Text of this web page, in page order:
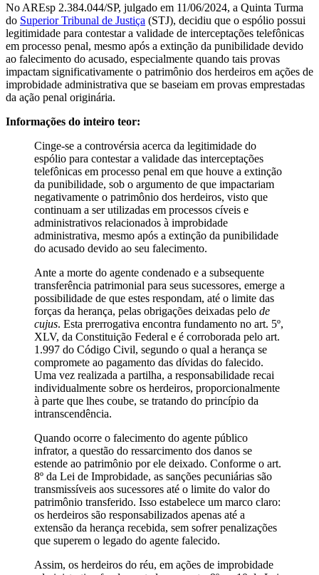
No AREsp 2.384.044/SP, julgado em 11/06/2024, a Quinta Turma
do Superior Tribunal de Justiça (STJ), decidiu que o espólio possui
legitimidade para contestar a validade de interceptações telefônicas
em processo penal, mesmo após a extinção da punibilidade devido
ao falecimento do acusado, especialmente quando tais provas
impactam significativamente o patrimônio dos herdeiros em ações de
improbidade administrativa que se baseiam em provas emprestadas
da ação penal originária.
Informações do inteiro teor:
Cinge-se a controvérsia acerca da legitimidade do
espólio para contestar a validade das interceptações
telefônicas em processo penal em que houve a extinção
da punibilidade, sob o argumento de que impactariam
negativamente o patrimônio dos herdeiros, visto que
continuam a ser utilizadas em processos cíveis e
administrativos relacionados à improbidade
administrativa, mesmo após a extinção da punibilidade
do acusado devido ao seu falecimento.
Ante a morte do agente condenado e a subsequente
transferência patrimonial para seus sucessores, emerge a
possibilidade de que estes respondam, até o limite das
forças da herança, pelas obrigações deixadas pelo de
cujus. Esta prerrogativa encontra fundamento no art. 5º,
XLV, da Constituição Federal e é corroborada pelo art.
1.997 do Código Civil, segundo o qual a herança se
compromete ao pagamento das dívidas do falecido.
Uma vez realizada a partilha, a responsabilidade recai
individualmente sobre os herdeiros, proporcionalmente
à parte que lhes coube, se tratando do princípio da
intranscendência.
Quando ocorre o falecimento do agente público
infrator, a questão do ressarcimento dos danos se
estende ao patrimônio por ele deixado. Conforme o art.
8º da Lei de Improbidade, as sanções pecuniárias são
transmissíveis aos sucessores até o limite do valor do
patrimônio transferido. Isso estabelece um marco claro:
os herdeiros são responsabilizados apenas até a
extensão da herança recebida, sem sofrer penalizações
que superem o legado do agente falecido.
Assim, os herdeiros do réu, em ações de improbidade